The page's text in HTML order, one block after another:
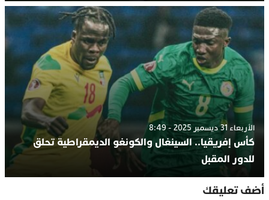
الأربعاء 31 ديسمبر 2025 - 8:49
كأس إفريقيا.. السينغال والكونغو الديمقراطية تحلق
للدور المقبل
أضف تعليقك